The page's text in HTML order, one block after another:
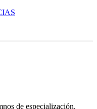
de especialización,